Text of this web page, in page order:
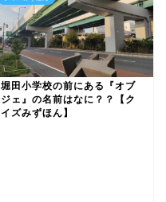
堀田小学校の前にある『オブ
ジェ』の名前はなに？？【ク
イズみずほん】